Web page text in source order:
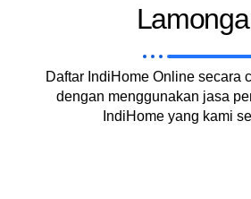
Daftar IndiHome Online secara
dengan menggunakan jasa
IndiHome yang kami